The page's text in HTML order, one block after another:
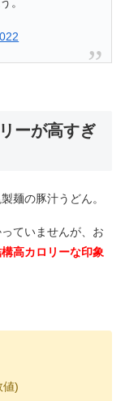
ーが高すぎ
麺の豚汁うどん。
ていませんが、お
高カロリーな印象
値)